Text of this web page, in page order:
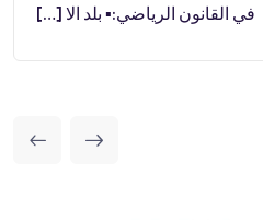
في القانون الرياضي:▪️ بلد الا […]